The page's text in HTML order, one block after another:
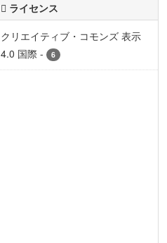
ライセンス
クリエイティブ・コモンズ 表示
4.0 国際 - 6